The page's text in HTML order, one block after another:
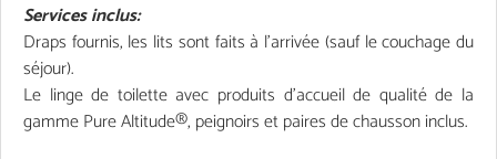
Services inclus:
Draps fournis, les lits sont faits à l'arrivée (sauf le couchage du
séjour).
Le linge de toilette avec produits d’accueil de qualité de la
gamme Pure Altitude®, peignoirs et paires de chausson inclus.